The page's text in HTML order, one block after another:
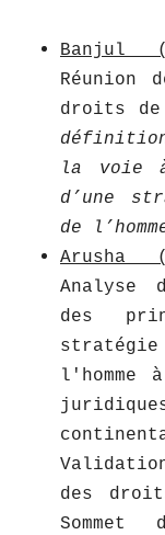
Banjul
Réunion
droits de
la voie
d’une
de
Arusha
Analyse
des
l'homme
des